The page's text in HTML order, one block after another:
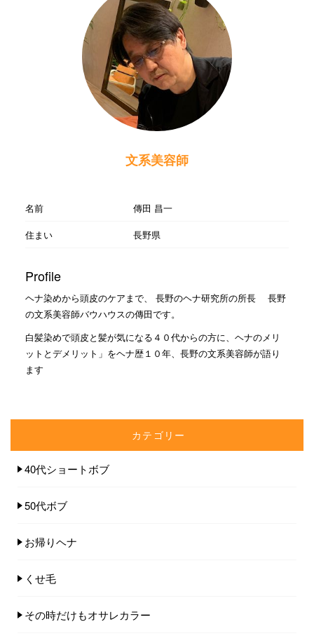
文系美容師
名前
傳田 昌一
住まい
長野県
Profile
ヘナ染めから頭皮のケアまで、 長野のヘナ研究所の所長 長野
の文系美容師バウハウスの傳田です。
白髪染めで頭皮と髪が気になる４０代からの方に、ヘナのメリ
ットとデメリット」をヘナ歴１０年、長野の文系美容師が語り
ます
カテゴリー
40代ショートボブ
50代ボブ
お帰りヘナ
くせ毛
その時だけもオサレカラー